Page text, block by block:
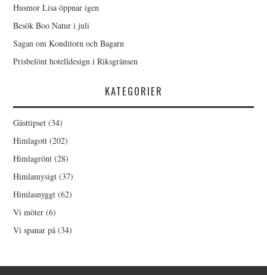
Husmor Lisa öppnar igen
Besök Boo Natur i juli
Sagan om Konditorn och Bagarn
Prisbelönt hotelldesign i Riksgränsen
KATEGORIER
Gästtipset (34)
Himlagott (202)
Himlagrönt (28)
Himlamysigt (37)
Himlasnyggt (62)
Vi möter (6)
Vi spanar på (34)